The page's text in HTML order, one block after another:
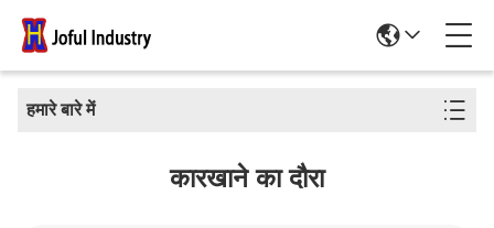
हमारे बारे में
कारखाने का दौरा